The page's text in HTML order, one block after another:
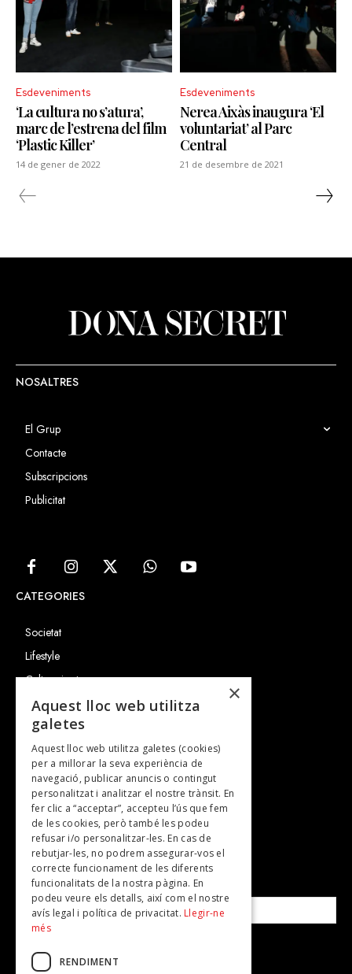
Esdeveniments
‘La cultura no s’atura’,
marc de l’estrena del film
‘Plastic Killer’
14 de gener de 2022
Esdeveniments
Nerea Aixàs inaugura ‘El
voluntariat’ al Parc
Central
21 de desembre de 2021
NOSALTRES
El Grup
Contacte
Subscripcions
Publicitat
CATEGORIES
Societat
Lifestyle
Cultura i art
Entrevistes
Gastronomia
TV
Plans per fer
Revistes
SUBSCRIU-TE A LA NOSTRA NEWSLETTER!
Correu electrònic*
Accepto lapolítica de privacitat
×
Aquest lloc web utilitza
galetes
Aquest lloc web utilitza galetes (cookies)
per a millorar la seva experiència de
navegació, publicar anuncis o contingut
personalitzat i analitzar el nostre trànsit. En
fer clic a “acceptar”, accepteu l’ús que fem
de les cookies, però també les podeu
refusar i/o personalitzar-les. En cas de
rebutjar-les, no podrem assegurar-vos el
correcte funcionament de les diferents
funcionalitats de la nostra pàgina. En
podeu veure els detalls, així com el nostre
avís legal i política de privacitat. Llegir-ne
més
RENDIMENT